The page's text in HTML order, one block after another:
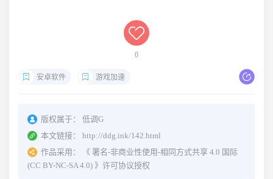
0
安卓软件 游戏加速
版权属于：
低调G
本文链接：
http://ddg.ink/142.html
作品采用：
《 署名-非商业性使用-相同方式共享 4.0 国际
(CC BY-NC-SA 4.0) 》许可协议授权